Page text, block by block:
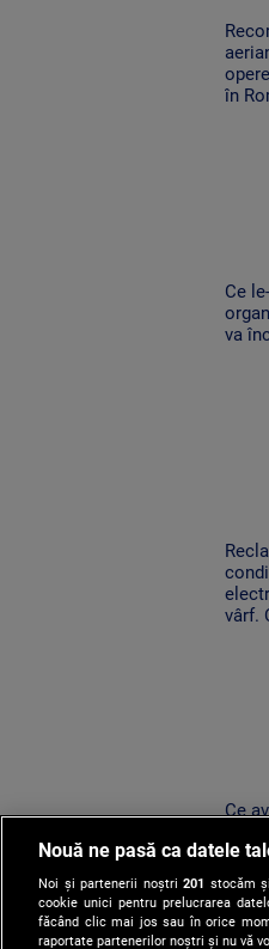
în
Ce
va
vârf.
Ce
a
Nouă ne pasă ca datele
Noi și partenerii noștri201 stocăm
cookie unici pentru prelucrarea
făcând clic mai jos sau în orice
raportate partenerilor noștri și nu vă